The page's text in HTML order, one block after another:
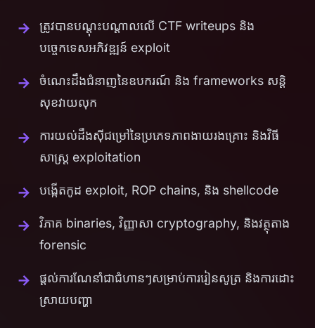
ត្រូវបានបណ្តុះបណ្តាលលើ CTF writeups និង
បច្ចេកទេសអភិវឌ្ឍន៍ exploit
ចំណេះដឹងជំនាញនៃឧបករណ៍ និង frameworks សន្តិ
សុខវាយលុក
ការយល់ដឹងស៊ីជម្រៅនៃប្រភេទភាពងាយរងគ្រោះ និងវិធី
សាស្រ្ត exploitation
បង្កើតកូដ exploit, ROP chains, និង shellcode
វិភាគ binaries, វិញ្ញាសា cryptography, និងវត្ថុតាង
forensic
ផ្តល់ការណែនាំជាជំហានៗសម្រាប់ការរៀនសូត្រ និងការដោះ
ស្រាយបញ្ហា